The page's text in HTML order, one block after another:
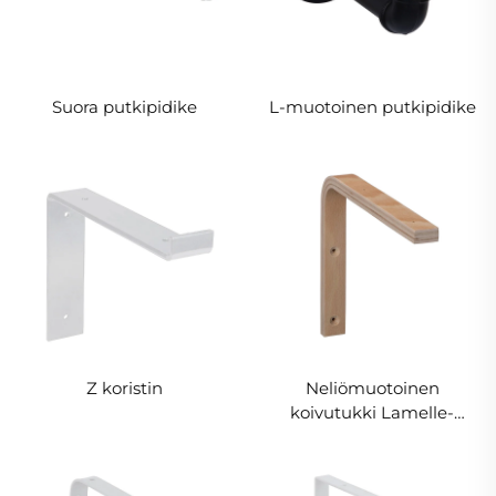
Suora putkipidike L-muotoinen putkipidike
Z koristin
Neliömuotoinen
koivutukki Lamelle-